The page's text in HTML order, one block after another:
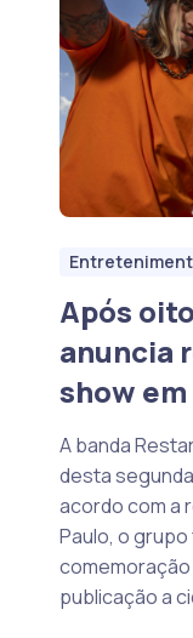
Após
anuncia
show
A banda
desta
acordo com a
Paulo, o
comemoração
publicação a